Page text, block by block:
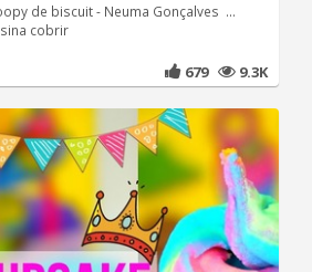
de biscuit - Neuma Gonçalves ...
cobrir
679 9.3K